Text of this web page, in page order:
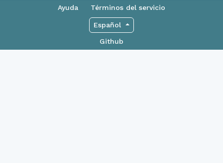
Ayuda Términos del servicio
Español
Github